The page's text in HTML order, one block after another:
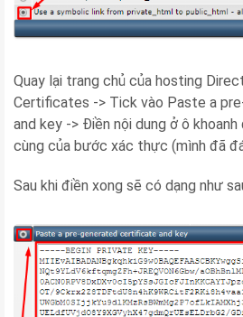
Quay lại trang chủ của hosting
Certificates -> Tick vào Paste a
and key -> Điền nội dung ở ô
cùng của bước xác thực (mình đã
Sau khi điền xong sẽ có dạng như